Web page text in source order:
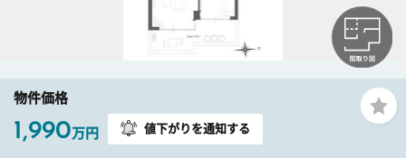
物件価格
1,990万円 値下がりを通知する